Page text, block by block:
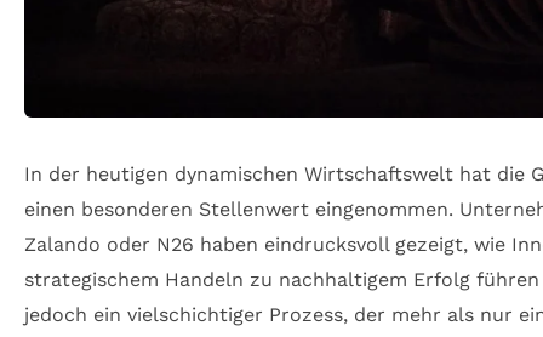
In der heutigen dynamischen Wirtschaftswelt hat die
einen besonderen Stellenwert eingenommen.
Zalando oder N26 haben eindrucksvoll gezeigt, wie
strategischem Handeln zu nachhaltigem Erfolg
jedoch ein vielschichtiger Prozess, der mehr als nur